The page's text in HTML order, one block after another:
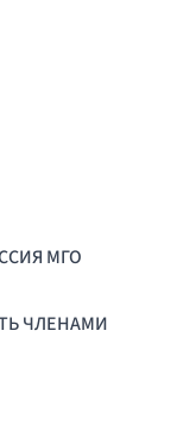
МГО
ЧЛЕНАМИ